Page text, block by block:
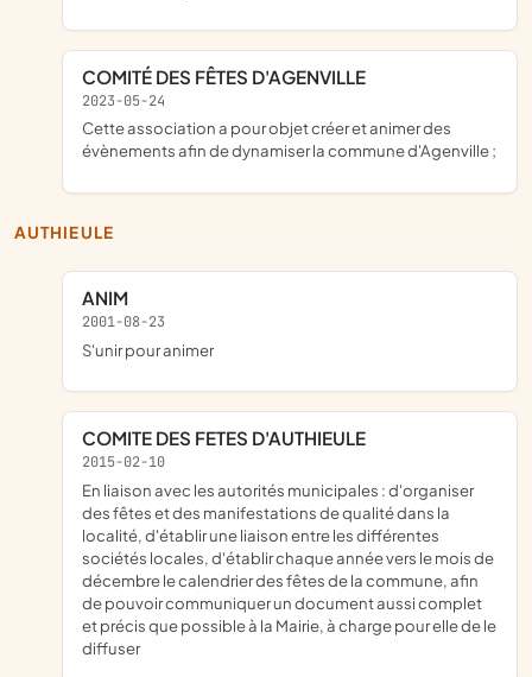
COMITÉ DES FÊTES D'AGENVILLE
2023-05-24
cette association a pour objet créer et animer des
évènements afin de dynamiser la commune d'Agenville ;
AUTHIEULE
ANIM
2001-08-23
s'unir pour animer
COMITE DES FETES D'AUTHIEULE
2015-02-10
en liaison avec les autorités municipales : d'organiser
des fêtes et des manifestations de qualité dans la
localité, d'établir une liaison entre les différentes
sociétés locales, d'établir chaque année vers le mois de
décembre le calendrier des fêtes de la commune, afin
de pouvoir communiquer un document aussi complet
et précis que possible à la Mairie, à charge pour elle de le
diffuser